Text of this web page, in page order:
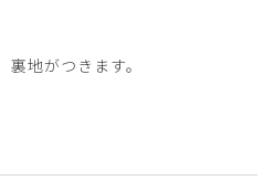
トレッチが効いています。
く、オーバーになりすぎるわけ
。地がつきます。